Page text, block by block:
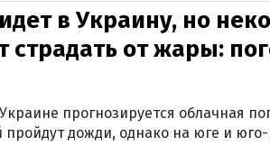
в Украину, но
страдать от жары:
Украине прогнозируется облачная
дожди, однако на юге и юго-